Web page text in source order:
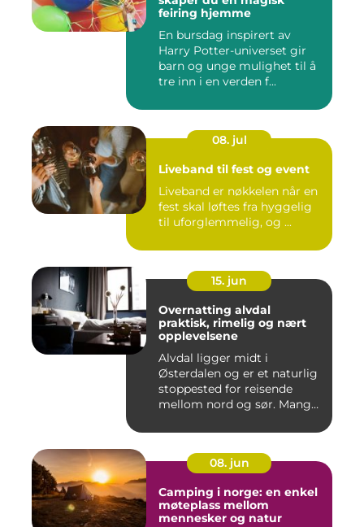
feiring hjemme
En bursdag inspirert av
Harry Potter-universet gir
barn og unge mulighet til å
tre inn i en verden f...
08. jul
Liveband til fest og event
Liveband er nøkkelen når en
fest skal løftes fra hyggelig
til uforglemmelig, og ...
15. jun
Overnatting alvdal
praktisk, rimelig og nært
opplevelsene
Alvdal ligger midt i
Østerdalen og er et naturlig
stoppested for reisende
mellom nord og sør. Mange
08. jun
Camping i norge: en enkel
møteplass mellom
mennesker og natur